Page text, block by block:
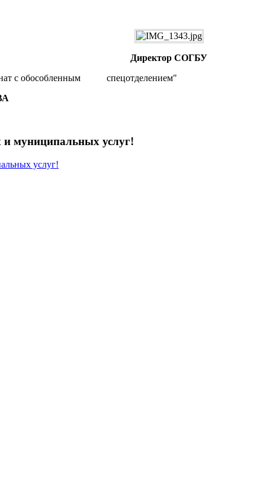
Директор СОГБУ
с обособленным спецотделением"
и муниципальных услуг!
услуг!